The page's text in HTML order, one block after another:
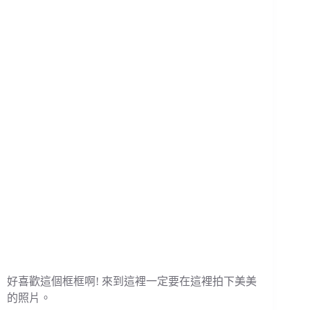
好喜歡這個框框啊! 來到這裡一定要在這裡拍下美美
的照片。